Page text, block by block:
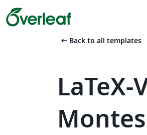
arrow_left_alt Back to all templates